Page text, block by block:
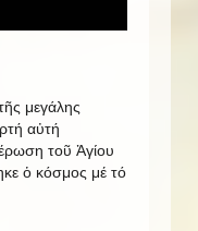
μεγάλης
αὐτή
τοῦ Ἁγίου
ὁ κόσμος μέ τό